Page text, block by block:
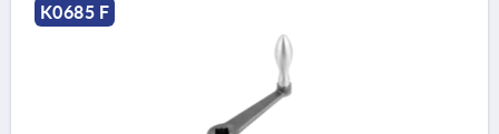
K0685 F